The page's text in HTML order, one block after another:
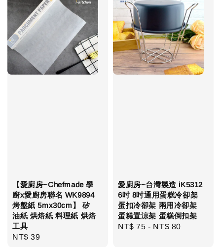
【愛廚房~Chefmade 學
廚x愛廚房聯名 WK9894
烤盤紙 5mx30cm】 矽
油紙 烘焙紙 料理紙 烘焙
工具
Regular
NT$ 39
愛廚房~台灣製造 iK5312
6吋 8吋通用蛋糕冷卻架
蛋扣冷卻架 兩用冷卻架
蛋糕置涼架 蛋糕倒扣架
Regular
NT$ 75 - NT$ 80